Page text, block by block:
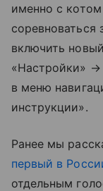
именно с
соревноваться
включить
«Настройки» →
в меню
инструкции».
Ранее мы
первый в
отдельным